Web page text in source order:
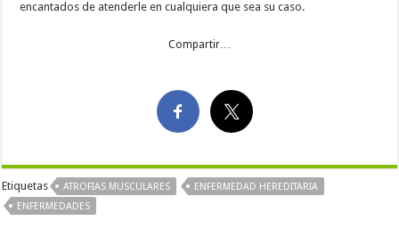
encantados de atenderle en cualquiera que sea su caso.
Compartir…
Etiquetas ATROFIAS MUSCULARES
ENFERMEDAD HEREDITARIA
ENFERMEDADES